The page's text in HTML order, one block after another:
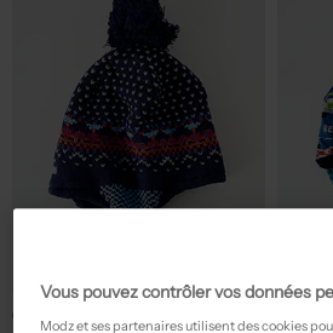
6,00€ 29,99€ 6,00€
Vous pouvez contrôler vos données
Modz et ses partenaires utilisent des cookies